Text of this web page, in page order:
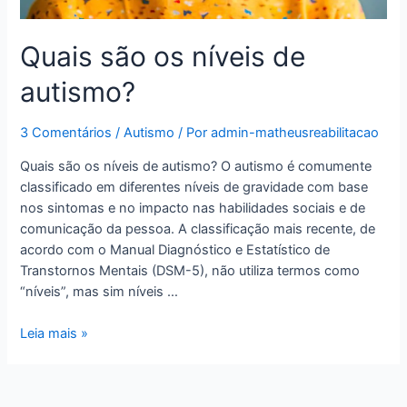
Quais são os níveis de
autismo?
3 Comentários /Autismo / Poradmin-matheusreabilitacao
Quais são os níveis de autismo? O autismo é comumente
classificado em diferentes níveis de gravidade com base
nos sintomas e no impacto nas habilidades sociais e de
comunicação da pessoa. A classificação mais recente, de
acordo com o Manual Diagnóstico e Estatístico de
Transtornos Mentais (DSM-5), não utiliza termos como
“níveis”, mas sim níveis …
Leia mais »